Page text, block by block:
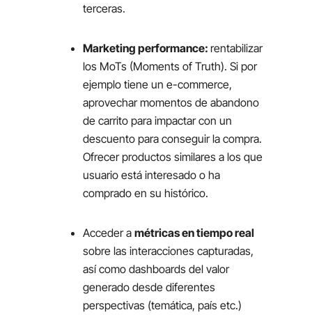
terceras.
Marketing performance: rentabilizar
los MoTs (Moments of Truth). Si por
ejemplo tiene un e-commerce,
aprovechar momentos de abandono
de carrito para impactar con un
descuento para conseguir la compra.
Ofrecer productos similares a los que
usuario está interesado o ha
comprado en su histórico.
Acceder a métricas en tiempo real
sobre las interacciones capturadas,
así como dashboardsdel valor
generado desde diferentes
perspectivas (temática, país etc.)